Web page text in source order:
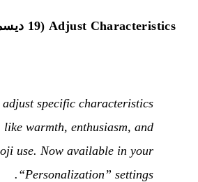
Adjust Characteristics (19 ديسمبر)
adjust specific characteristics
like warmth, enthusiasm, and
use. Now available in your
“Personalization” settings.